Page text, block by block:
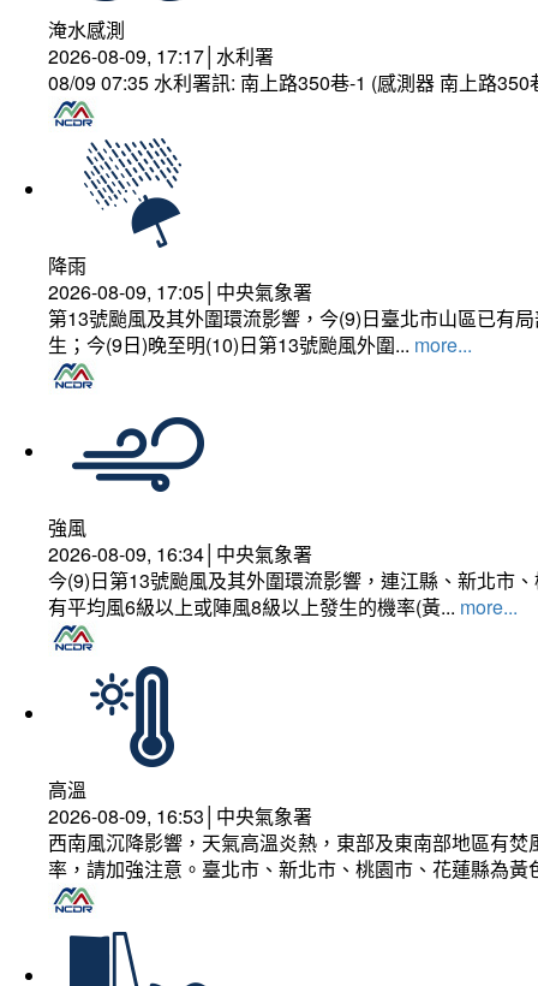
淹水感測
2026-08-09, 17:17│水利署
08/09 07:35 水利署訊: 南上路350巷-1 (感測器 南上路
降雨
2026-08-09, 17:05│中央氣象署
第13號颱風及其外圍環流影響，今(9)日臺北市山區已有
生；今(9日)晚至明(10)日第13號颱風外圍... more...
強風
2026-08-09, 16:34│中央氣象署
今(9)日第13號颱風及其外圍環流影響，連江縣、新北市
有平均風6級以上或陣風8級以上發生的機率(黃... more...
高溫
2026-08-09, 16:53│中央氣象署
西南風沉降影響，天氣高溫炎熱，東部及東南部地區有
率，請加強注意。臺北市、新北市、桃園市、花蓮縣為